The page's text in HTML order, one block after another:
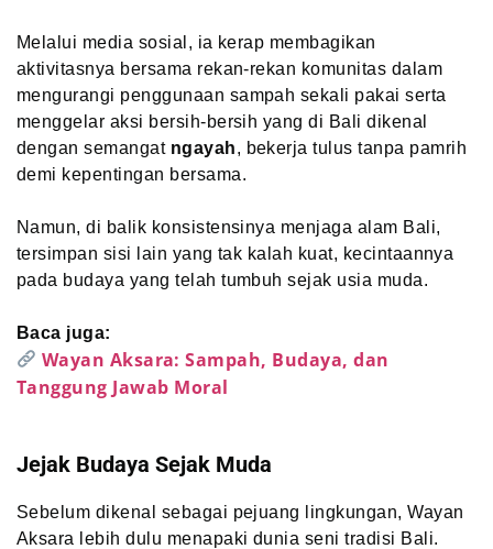
Melalui media sosial, ia kerap membagikan
aktivitasnya bersama rekan-rekan komunitas dalam
mengurangi penggunaan sampah sekali pakai serta
menggelar aksi bersih-bersih yang di Bali dikenal
dengan semangat ngayah, bekerja tulus tanpa pamrih
demi kepentingan bersama.
Namun, di balik konsistensinya menjaga alam Bali,
tersimpan sisi lain yang tak kalah kuat, kecintaannya
pada budaya yang telah tumbuh sejak usia muda.
Baca juga:
Wayan Aksara: Sampah, Budaya, dan
Tanggung Jawab Moral
Jejak Budaya Sejak Muda
Sebelum dikenal sebagai pejuang lingkungan, Wayan
Aksara lebih dulu menapaki dunia seni tradisi Bali.